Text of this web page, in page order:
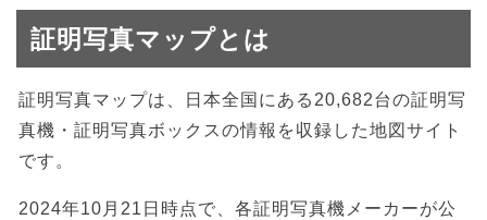
証明写真マップとは
証明写真マップは、日本全国にある20,682台の証明写
真機・証明写真ボックスの情報を収録した地図サイト
です。
2024年10月21日時点で、各証明写真機メーカーが公